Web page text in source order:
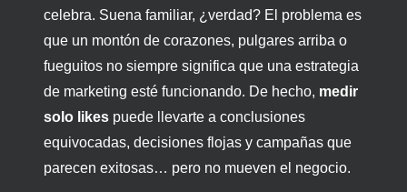
celebra. Suena familiar, ¿verdad? El problema es
que un montón de corazones, pulgares arriba o
fueguitos no siempre significa que una estrategia
de marketing esté funcionando. De hecho, medir
solo likes puede llevarte a conclusiones
equivocadas, decisiones flojas y campañas que
parecen exitosas… pero no mueven el negocio.